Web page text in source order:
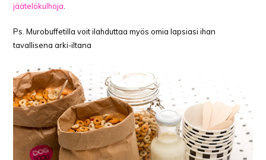
jäätelökulhoja
Ps. Murobuffetilla voit ilahduttaa myös omia lapsiasi ihan
tavallisena arki-iltana